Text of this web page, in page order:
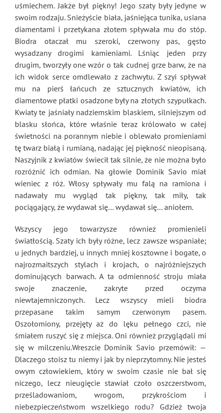
uśmiechem. Jakże był piękny! Jego szaty były jedyne w
swoim rodzaju. Snieżyście biała, jaśniejąca tunika, usiana
diamentami i przetykana złotem spływała mu do stóp.
Biodra otaczał mu szeroki, czerwony pas, gęsto
wysadzany drogimi kamieniami. Lśniąc jeden przy
drugim, tworzyły one wzór o tak cudnej grze barw, że na
ich widok serce omdlewało z zachwytu. Z szyi spływał
mu na pierś łańcuch ze sztucznych kwiatów, ich
diamentowe płatki osadzone były na złotych szypułkach.
Kwiaty te jaśniały nadziemskim blaskiem, silniejszym od
blasku słońca, które właśnie teraz królowało w całej
świetności na porannym niebie i oblewało promieniami
tę twarz białą i rumianą, nadając jej piękność nieopisaną.
Naszyjnik z kwiatów świecił tak silnie, że nie można było
rozróżnić ich odmian. Na głowie Dominik Savio miał
wieniec z róż. Włosy spływały mu falą na ramiona i
nadawały mu wygląd tak piękny, tak miły, tak
pociągający, że wydawał się… wydawał się… aniołem.
Wszyscy jego towarzysze również promienieli
światłością. Szaty ich były różne, lecz zawsze wspaniałe;
u jednych bardziej, u innych mniej kosztowne i bogate, o
najrozmaitszych stylach i krojach, o najróżniejszych
dominujących barwach. A ta odmienność stroju miała
swoje znaczenie, zakryte przed oczyma
niewtajemniczonych. Lecz wszyscy mieli biodra
przepasane takim samym czerwonym pasem.
Oszołomiony, przejęty aż do lęku pełnego czci, nie
śmiałem ruszyć się z miejsca. Oni również przyglądali mi
się w milczeniu.Wreszcie Dominik Savio przemówił: —
Dlaczego stoisz tu niemy i jak by nieprzytomny. Nie jesteś
owym człowiekiem, który w swoim czasie nie bał się
niczego, lecz nieugięcie stawiał czoło oszczerstwom,
prześladowaniom, wrogom, przykrościom i
niebezpieczeństwom wszelkiego rodu? Gdzież twoja